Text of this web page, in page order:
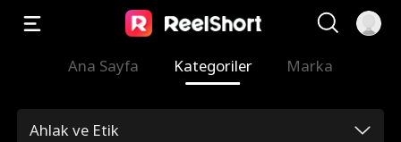
Ana Sayfa Kategoriler Marka
Ahlak ve Etik